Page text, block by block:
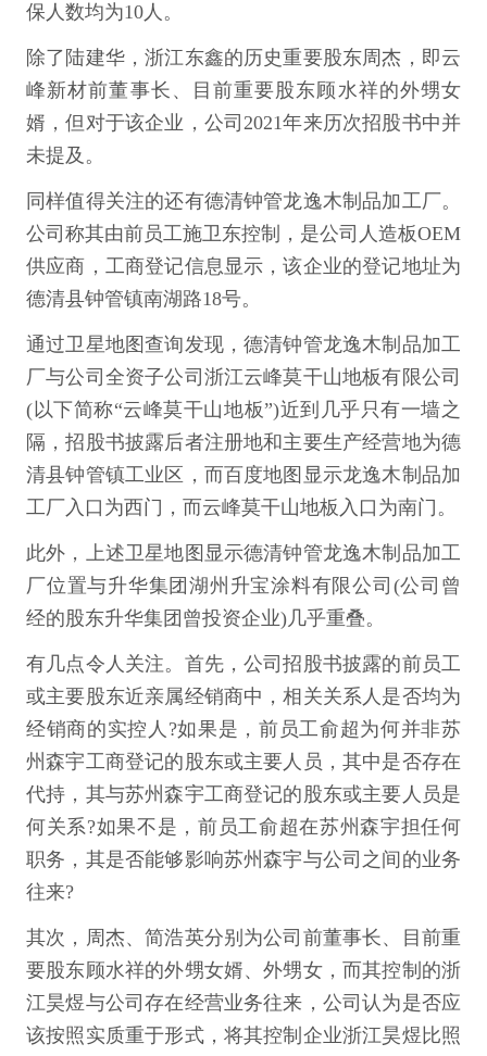
保人数均为10人。
除了陆建华，浙江东鑫的历史重要股东周杰，即云
峰新材前董事长、目前重要股东顾水祥的外甥女
婿，但对于该企业，公司2021年来历次招股书中并
未提及。
同样值得关注的还有德清钟管龙逸木制品加工厂。
公司称其由前员工施卫东控制，是公司人造板OEM
供应商，工商登记信息显示，该企业的登记地址为
德清县钟管镇南湖路18号。
通过卫星地图查询发现，德清钟管龙逸木制品加工
厂与公司全资子公司浙江云峰莫干山地板有限公司
(以下简称“云峰莫干山地板”)近到几乎只有一墙之
隔，招股书披露后者注册地和主要生产经营地为德
清县钟管镇工业区，而百度地图显示龙逸木制品加
工厂入口为西门，而云峰莫干山地板入口为南门。
此外，上述卫星地图显示德清钟管龙逸木制品加工
厂位置与升华集团湖州升宝涂料有限公司(公司曾
经的股东升华集团曾投资企业)几乎重叠。
有几点令人关注。首先，公司招股书披露的前员工
或主要股东近亲属经销商中，相关关系人是否均为
经销商的实控人?如果是，前员工俞超为何并非苏
州森宇工商登记的股东或主要人员，其中是否存在
代持，其与苏州森宇工商登记的股东或主要人员是
何关系?如果不是，前员工俞超在苏州森宇担任何
职务，其是否能够影响苏州森宇与公司之间的业务
往来?
其次，周杰、简浩英分别为公司前董事长、目前重
要股东顾水祥的外甥女婿、外甥女，而其控制的浙
江昊煜与公司存在经营业务往来，公司认为是否应
该按照实质重于形式，将其控制企业浙江昊煜比照